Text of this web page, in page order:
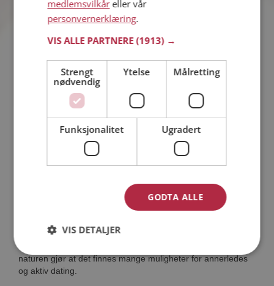
Simen90
36 år fra Bergen i Vestland
Søker kvinne 25 - 38 år
Møteplassen? Bli medlem og se selv.
Det finnes tusener av fotoalbum med
spennende bilder på sidene.
Online nå!
Det sies at Norge er et av verdens vakreste land, og Bergen
vakkert inneklemt mellom ville fjorder og høye fjell. Byen
naturen gjør at det finnes mange muligheter for annerledes
og aktiv dating.
medlemsvilkåreller vår
personvernerklæring.
VIS ALLE PARTNERE(1913) →
Strengt
nødvendig
Ytelse Målretting
Funksjonalitet Ugradert
GODTA ALLE
VIS DETALJER